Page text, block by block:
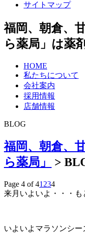
サイトマップ
福岡、朝倉、
ら薬局」は薬
HOME
私たちについて
会社案内
採用情報
店舗情報
BLOG
福岡、朝倉、
ら薬局」
>
Page 4 of 41 234
来月いよいよ・・・
いよいよマラソンシー